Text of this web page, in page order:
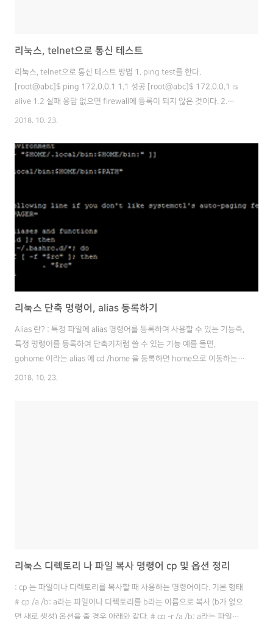
리눅스, telnet으로 통신 테스트
리눅스, telnet으로 통신 테스트 방법 1. ping test를 한다.
[root@abc]$ ping 172.0.0.1 1.1 성공 [root@abc]$ 172.0.0.1 is
alive 1.2 실패 응답 없으면 firewall에 등록이 되지 않은 것이다. 2.
telnet ip port 로 확인한다. [root@abc]$ telnet 172.0.0.1 22
포트를 열고 대기하고 있지 않은 상태 [root@abc]$ telnet 172.0.0.1
22 Trying 172.0.0.1... telnet: Unable to connect to remote host:
Connection refused 바로 연결거부가 발..
2018. 10. 23.
리눅스 단축 명령어, alias 등록하기
Alias 란? : 특정 파일에 alias 명령어를 등록하여 사용할 수 있는 기능즉,
특정 명령어를 등록하여 단축키처럼 쓸 수 있는 기능 예를 들면,
gohome 이라는 alias 에 cd /home 을 등록하면 home으로 이동하는
단축 명령어를 사용할 수 있게 된다. 명령어 등록 설정 파일 열기 # vim
2018. 10. 23.
리눅스 디렉토리 나 파일 복사 명령어 cp 및 옵션 정리
: cp 는 파일이나 디렉토리를 복사할 때 사용하는 명령어이다. 기본 형태
# cp /a /b: a라는 파일이나 디렉토리를 b라는 이름으로 복사 (b가 없으
면 새로 생성) 옵션을 줄 경우 아래와 같다. # cp -r /a /b: a라는 파일이